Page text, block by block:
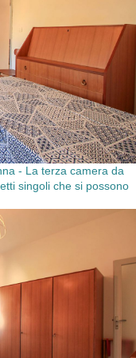
- La terza camera da
singoli che si possono